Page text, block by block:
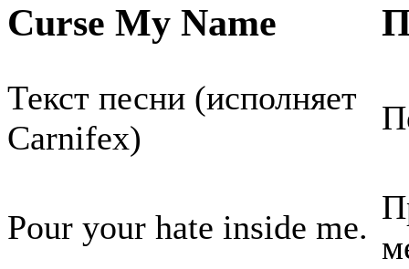
Curse My Name
Текст песни (исполняет
Carnifex)
Pour your hate inside me.